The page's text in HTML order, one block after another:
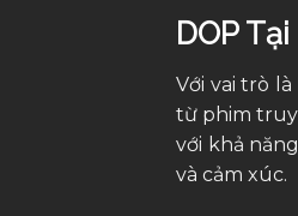
DOP
Với vai trò
từ phim
với khả
và cảm xúc.